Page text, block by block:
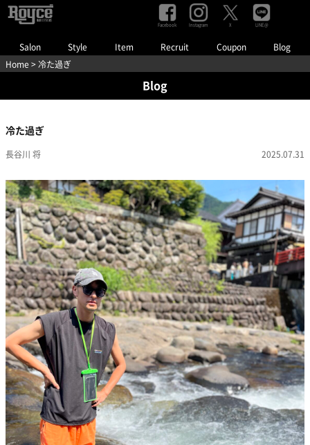
Salon Style Item Recruit Coupon Blog
Facebook Instagram X LINE@
Home > 冷た過ぎ
Blog
冷た過ぎ
長谷川 将 2025.07.31